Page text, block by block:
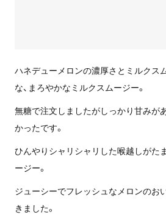
ハネデューメロンの濃厚さとミルクス
な、まろやかなミルクスムージー。
無糖で注文しましたがしっかり甘みが
かったです。
ひんやりシャリシャリした喉越しがた
ージー。
ジューシーでフレッシュなメロンのお
きました。